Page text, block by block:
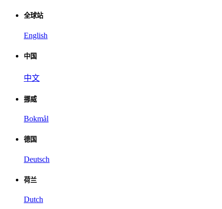
全球站
English
中国
中文
挪威
Bokmål
德国
Deutsch
荷兰
Dutch